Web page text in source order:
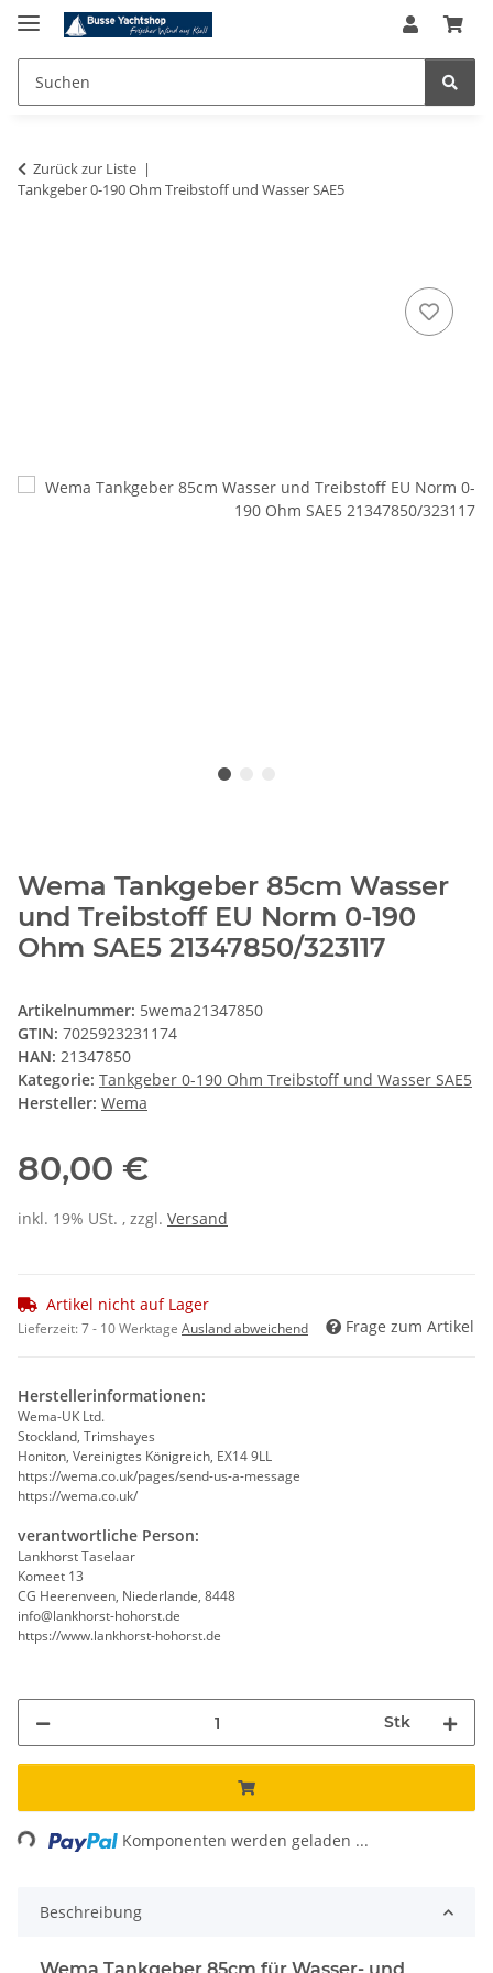
Zurück zur Liste
Tankgeber 0-190 Ohm Treibstoff und Wasser SAE5
Wema Tankgeber 85cm Wasser
und Treibstoff EU Norm 0-190
Ohm SAE5 21347850/323117
Artikelnummer: 5wema21347850
GTIN: 7025923231174
HAN: 21347850
Kategorie: Tankgeber 0-190 Ohm Treibstoff und Wasser SAE5
Hersteller: Wema
80,00 €
inkl. 19% USt. , zzgl. Versand
Artikel nicht auf Lager
Lieferzeit:7 - 10 Werktage Ausland abweichend Frage zum Artikel
Herstellerinformationen:
Wema-UK Ltd.
Stockland, Trimshayes
Honiton, Vereinigtes Königreich, EX14 9LL
https://wema.co.uk/pages/send-us-a-message
https://wema.co.uk/
verantwortliche Person:
Lankhorst Taselaar
Komeet 13
CG Heerenveen, Niederlande, 8448
info@lankhorst-hohorst.de
https://www.lankhorst-hohorst.de
Stk
Komponenten werden geladen ...
Beschreibung